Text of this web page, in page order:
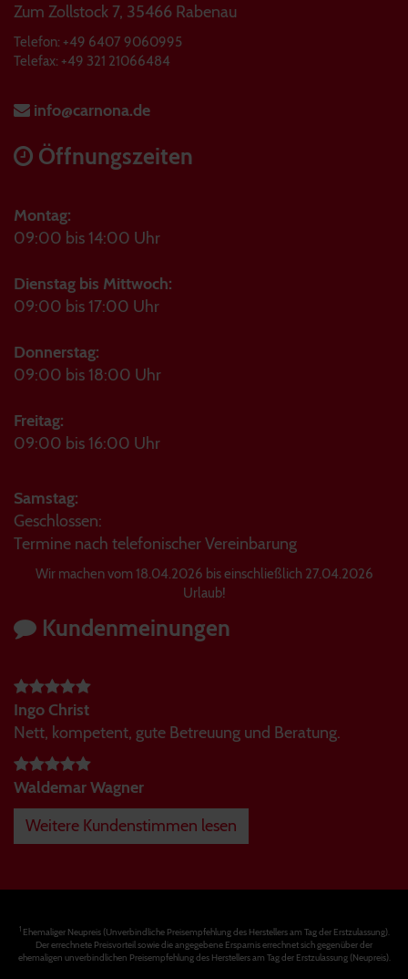
Zum Zollstock 7, 35466 Rabenau
Telefon: +49 6407 9060995
Telefax: +49 321 21066484
info@carnona.de
Öffnungszeiten
Montag:
09:00 bis 14:00 Uhr
Dienstag bis Mittwoch:
09:00 bis 17:00 Uhr
Donnerstag:
09:00 bis 18:00 Uhr
Freitag:
09:00 bis 16:00 Uhr
Samstag:
Geschlossen:
Termine nach telefonischer Vereinbarung
Wir machen vom 18.04.2026 bis einschließlich 27.04.2026
Urlaub!
Kundenmeinungen
Ingo Christ
Nett, kompetent, gute Betreuung und Beratung.
Waldemar Wagner
Weitere Kundenstimmen lesen
1Ehemaliger Neupreis (Unverbindliche Preisempfehlung des Herstellers am Tag der Erstzulassung).
Der errechnete Preisvorteil sowie die angegebene Ersparnis errechnet sich gegenüber der
ehemaligen unverbindlichen Preisempfehlung des Herstellers am Tag der Erstzulassung (Neupreis).